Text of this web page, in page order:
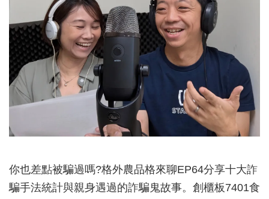
你也差點被騙過嗎?格外農品格來聊EP64分享十大詐
騙手法統計與親身遇過的詐騙鬼故事。創櫃板7401食